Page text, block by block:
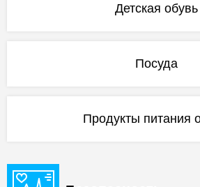
Детская обувь
Посуда
Продукты питания